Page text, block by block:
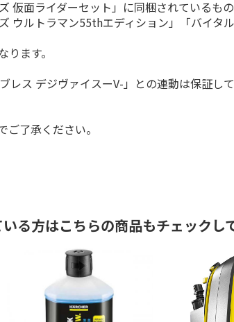
面ライダーセット」に同梱されているもの
ルトラマン55thエディション」「バイタ
ます。
ス デジヴァイスーV-」との連動は保証して
了承ください。
る方はこちらの商品もチェックし